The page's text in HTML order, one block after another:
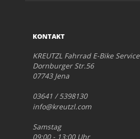
KONTAKT
KREUTZL Fahrrad E-Bike Service
Dornburger Str.56
07743 Jena
03641 / 5398130
info@kreutzl.com
Samstag
09:00 - 13:00 Uhr